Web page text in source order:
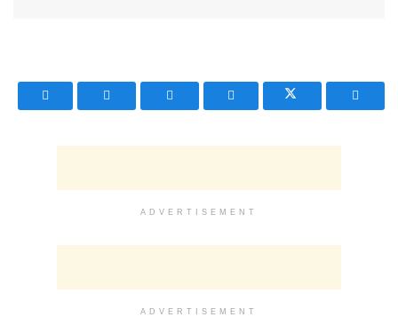
ADVERTISEMENT
ADVERTISEMENT